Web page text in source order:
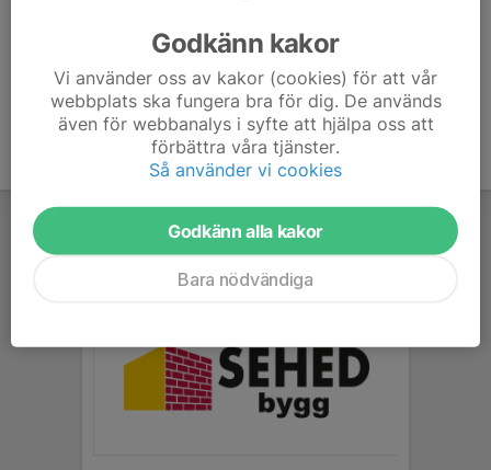
Godkänn kakor
Vi använder oss av kakor (cookies) för att vår
webbplats ska fungera bra för dig. De används
även för webbanalys i syfte att hjälpa oss att
förbättra våra tjänster.
Så använder vi cookies
Godkänn alla kakor
Bara nödvändiga